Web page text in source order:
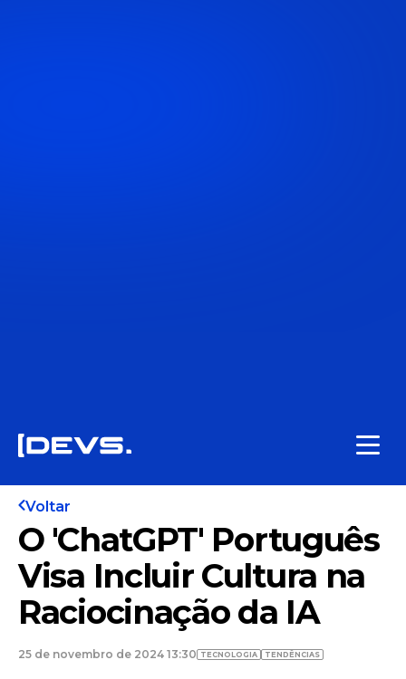
Voltar
O 'ChatGPT' Português
Visa Incluir Cultura na
Raciocinação da IA
25 de novembro de 2024 13:30 TECNOLOGIA TENDÊNCIAS